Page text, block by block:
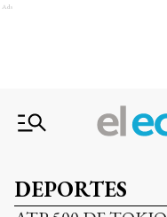
Ads
DEPORTES